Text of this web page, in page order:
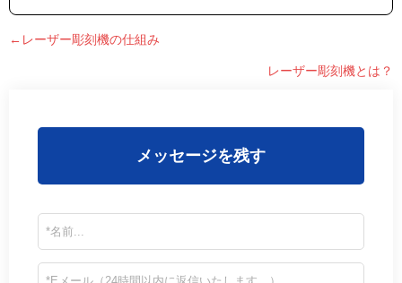
←レーザー彫刻機の仕組み
レーザー彫刻機とは？
メッセージを残す